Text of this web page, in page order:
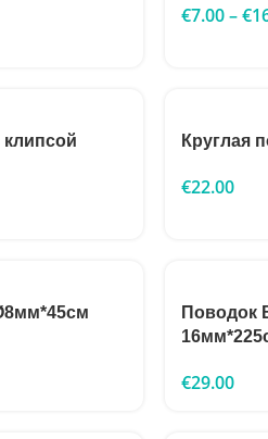
€7.00–€
клипсой Круглая
€22.00
Поводок
€29.00